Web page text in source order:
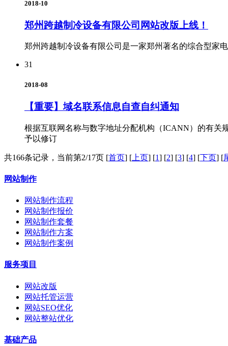
2018-10
郑州跨越制冷设备有限公司网站改版上线！
郑州跨越制冷设备有限公司是一家郑州著名的综合型家
31
2018-08
【重要】域名联系信息自查自纠通知
根据互联网名称与数字地址分配机构（ICANN）的有关
予以修订
共166条记录，当前第2/17页 [首页] [ 上页] [1] [2] [3] [4] [下页] [
网站制作
网站制作流程
网站制作报价
网站制作套餐
网站制作方案
网站制作案例
服务项目
网站改版
网站托管运营
网站SEO优化
网站整站优化
基础产品